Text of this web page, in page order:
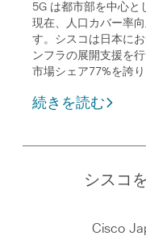
5G は都市部を中心と
現在、人口カバー率
す。シスコは日本に
ンフラの展開支援を
市場シェア77%を誇り
続きを読む
シスコ
Cisco